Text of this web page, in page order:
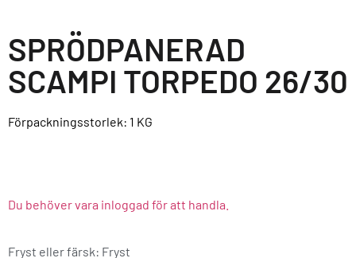
SPRÖDPANERAD
SCAMPI TORPEDO 26/30
Förpackningsstorlek: 1 KG
Du behöver vara inloggad för att handla.
Fryst eller färsk: Fryst